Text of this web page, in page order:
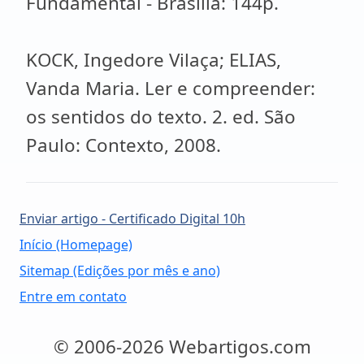
KOCK, Ingedore Vilaça; ELIAS,
Vanda Maria. Ler e compreender:
os sentidos do texto. 2. ed. São
Paulo: Contexto, 2008.
Enviar artigo - Certificado Digital 10h
Início (Homepage)
Sitemap (Edições por mês e ano)
Entre em contato
© 2006-2026 Webartigos.com